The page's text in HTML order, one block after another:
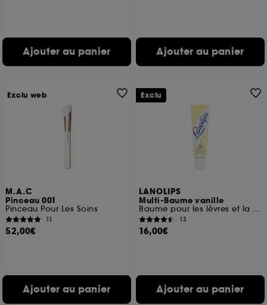
Ajouter au panier Ajouter au panier
M.A.C
Pinceau 001
Pinceau Pour Les Soins
11
52,00€
Ajouter au panier
Exclu web
LANOLIPS
Multi-Baume vanille
Baume pour les lèvres et la peau sèche
13
16,00€
Ajouter au panier
Exclu